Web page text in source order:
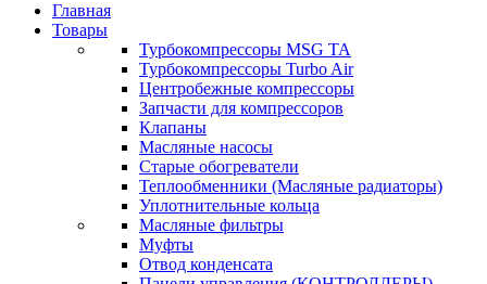
Главная
Товары
Турбокомпрессоры MSG TA
Турбокомпрессоры Turbo Air
Центробежные компрессоры
Запчасти для компрессоров
Клапаны
Масляные насосы
Старые обогреватели
Теплообменники (Масляные радиаторы)
Уплотнительные кольца
Масляные фильтры
Муфты
Отвод конденсата